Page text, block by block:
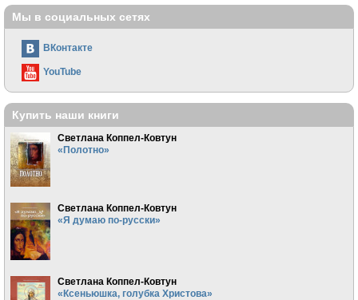
Мы в социальных сетях
ВКонтакте
YouTube
Купить наши книги
Светлана Коппел-Ковтун
«Полотно»
Светлана Коппел-Ковтун
«Я думаю по-русски»
Светлана Коппел-Ковтун
«Ксеньюшка, голубка Христова»